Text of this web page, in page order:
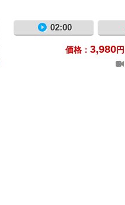
02:00
価格： 3,980円